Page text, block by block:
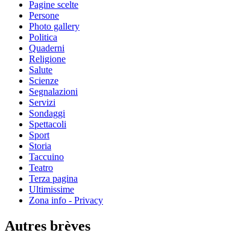
Pagine scelte
Persone
Photo gallery
Politica
Quaderni
Religione
Salute
Scienze
Segnalazioni
Servizi
Sondaggi
Spettacoli
Sport
Storia
Taccuino
Teatro
Terza pagina
Ultimissime
Zona info - Privacy
Autres brèves